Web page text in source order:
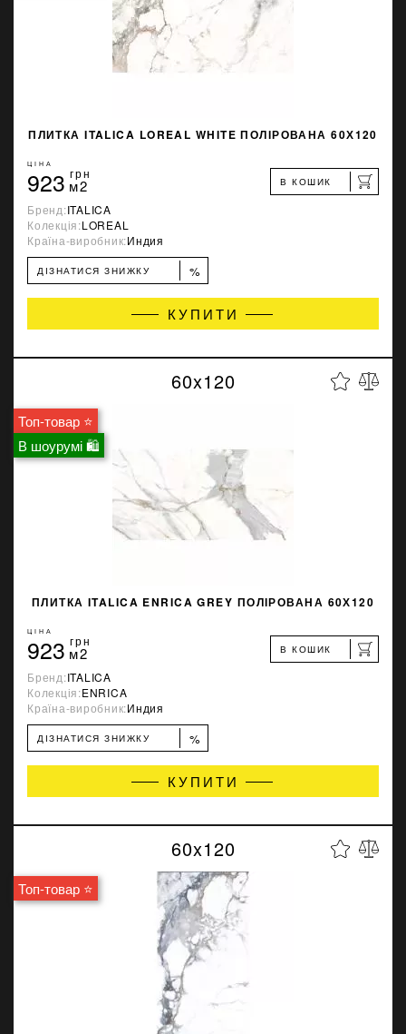
ПЛИТКА ITALICA LOREAL WHITE ПОЛІРОВАНА 60Х120
ЦІНА
923 грн
м2 В КОШИК
Бренд:ITALICA
Колекція:LOREAL
Країна-виробник:Индия
ДІЗНАТИСЯ ЗНИЖКУ %
КУПИТИ
Топ-товар ⭐
В шоурумі 🛍
60x120
ПЛИТКА ITALICA ENRICA GREY ПОЛІРОВАНА 60Х120
ЦІНА
923 грн
м2 В КОШИК
Бренд:ITALICA
Колекція:ENRICA
Країна-виробник:Индия
ДІЗНАТИСЯ ЗНИЖКУ %
КУПИТИ
Топ-товар ⭐
60x120